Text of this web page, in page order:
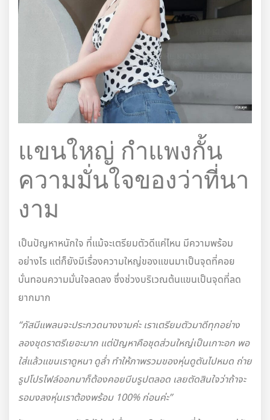
แขนใหญ่ กำแพงกั้น
ความมั่นใจของว่าที่นา
งาม
เป็นปัญหาหนักใจ ที่แม้จะเตรียมตัวดีแค่ไหน มีความพร้อม
อย่างไร แต่ก็ยังมีเรื่องความใหญ่ของแขนมาเป็นจุดที่คอย
บั่นทอนความมั่นใจลดลง ซึ่งช่วงบริเวณต้นแขนเป็นจุดที่ลด
ยากมาก
“ภัสมีแพลนจะประกวดนางงามค่ะ เราเตรียมตัวมาดีทุกอย่าง
ลองชุดราตรีเยอะมาก แต่ปัญหาคือชุดส่วนใหญ่เป็นเกาะอก พอ
ใส่แล้วแขนเราดูหนา ดูล่ำ ทำให้ภาพรวมของหุ่นดูตันไปหมด ถ่าย
รูปโปรไฟล์ออกมาก็ต้องคอยบีบรูปตลอด เลยตัดสินใจว่าถ้าจะ
รอมงลงหุ่นเราต้องพร้อม 100% ก่อนค่ะ”